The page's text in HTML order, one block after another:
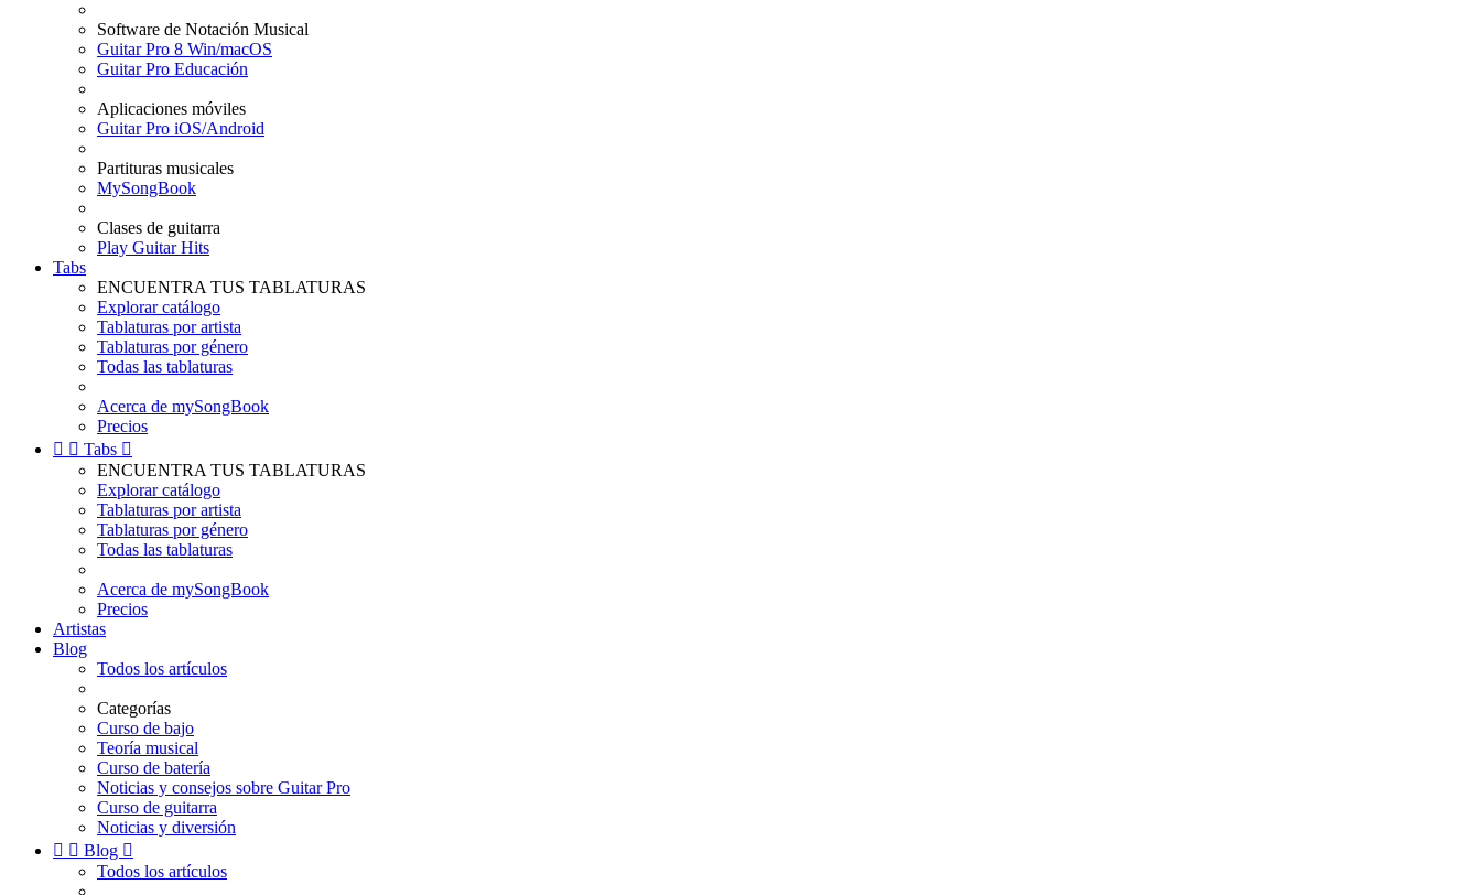
Software de Notación Musical
Guitar Pro 8 Win/macOS
Guitar Pro Educación
Aplicaciones móviles
Guitar Pro iOS/Android
Partituras musicales
MySongBook
Clases de guitarra
Play Guitar Hits
Tabs
ENCUENTRA TUS TABLATURAS
Explorar catálogo
Tablaturas por artista
Tablaturas por género
Todas las tablaturas
Acerca de mySongBook
Precios
  Tabs 
ENCUENTRA TUS TABLATURAS
Explorar catálogo
Tablaturas por artista
Tablaturas por género
Todas las tablaturas
Acerca de mySongBook
Precios
Artistas
Blog
Todos los artículos
Categorías
Curso de bajo
Teoría musical
Curso de batería
Noticias y consejos sobre Guitar Pro
Curso de guitarra
Noticias y diversión
  Blog 
Todos los artículos